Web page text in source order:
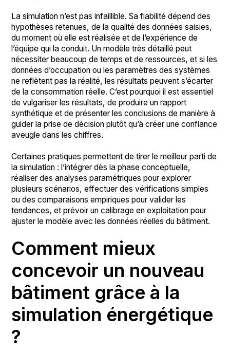
La simulation n’est pas infaillible. Sa fiabilité dépend des
hypothèses retenues, de la qualité des données saisies,
du moment où elle est réalisée et de l’expérience de
l’équipe qui la conduit. Un modèle très détaillé peut
nécessiter beaucoup de temps et de ressources, et si les
données d’occupation ou les paramètres des systèmes
ne reflètent pas la réalité, les résultats peuvent s’écarter
de la consommation réelle. C’est pourquoi il est essentiel
de vulgariser les résultats, de produire un rapport
synthétique et de présenter les conclusions de manière à
guider la prise de décision plutôt qu’à créer une confiance
aveugle dans les chiffres.
Certaines pratiques permettent de tirer le meilleur parti de
la simulation : l’intégrer dès la phase conceptuelle,
réaliser des analyses paramétriques pour explorer
plusieurs scénarios, effectuer des vérifications simples
ou des comparaisons empiriques pour valider les
tendances, et prévoir un calibrage en exploitation pour
ajuster le modèle avec les données réelles du bâtiment.
Comment mieux
concevoir un nouveau
bâtiment grâce à la
simulation énergétique
?